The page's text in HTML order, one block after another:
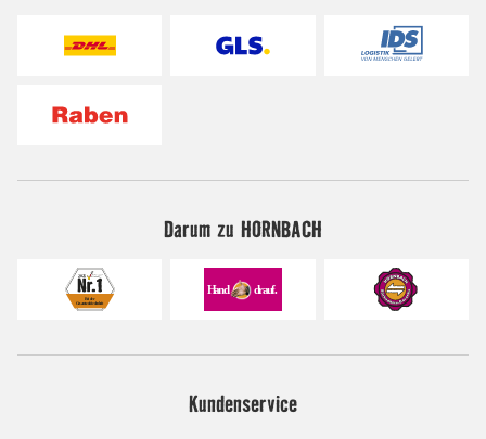
Darum zu HORNBACH
Kundenservice